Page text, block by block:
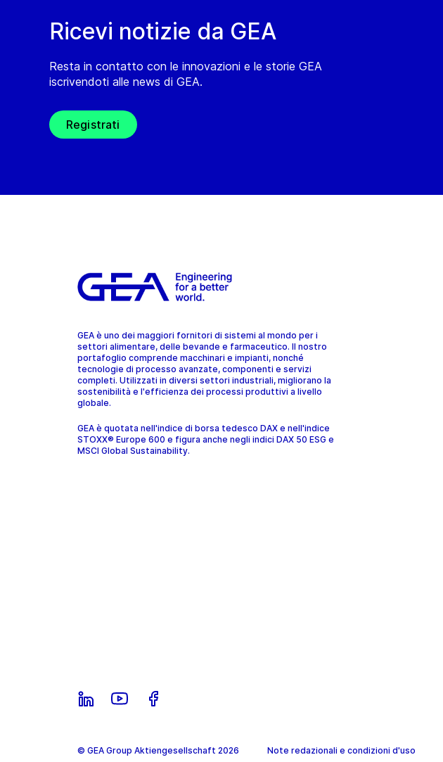
Ricevi notizie da GEA
Resta in contatto con le innovazioni e le storie GEA
iscrivendoti alle news di GEA.
Registrati
GEA è uno dei maggiori fornitori di sistemi al mondo per i
settori alimentare, delle bevande e farmaceutico. Il nostro
portafoglio comprende macchinari e impianti, nonché
tecnologie di processo avanzate, componenti e servizi
completi. Utilizzati in diversi settori industriali, migliorano la
sostenibilità e l'efficienza dei processi produttivi a livello
globale.
GEA è quotata nell'indice di borsa tedesco DAX e nell'indice
STOXX® Europe 600 e figura anche negli indici DAX 50 ESG e
MSCI Global Sustainability.
© GEA Group Aktiengesellschaft 2026 Note redazionali e condizioni d'uso